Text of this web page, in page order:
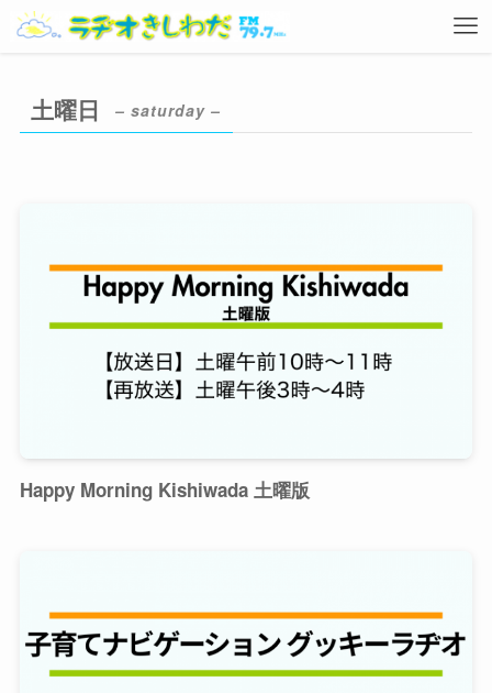
土曜日 – saturday –
Happy Morning Kishiwada 土曜版